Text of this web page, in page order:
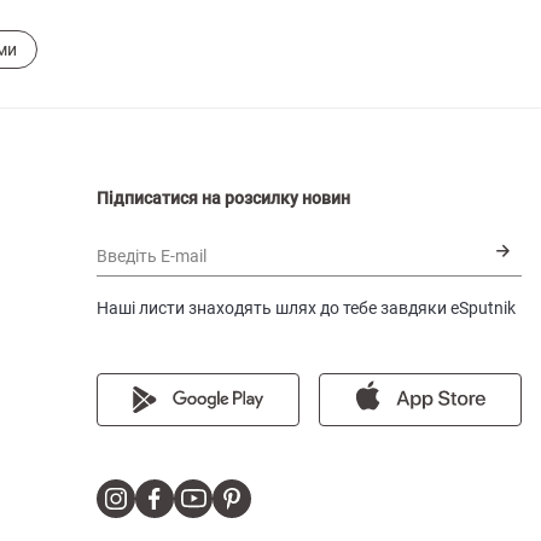
Підписатися на розсилку новин
Введіть E-mail
Наші листи знаходять шлях до тебе завдяки eSputnik